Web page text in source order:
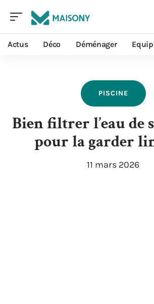
Actus Déco Déménager
PISCINE
Bien filtrer l’eau de
pour la garder
11 mars 2026